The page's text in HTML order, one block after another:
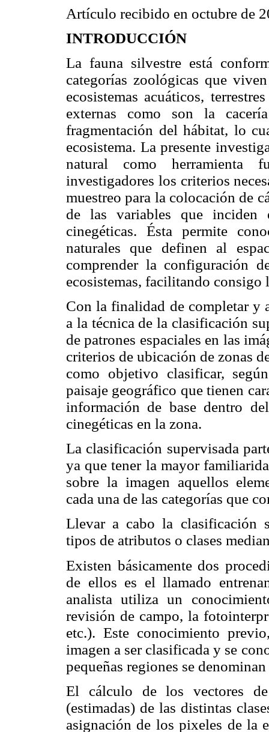
Artículo recibido en octubre de
INTRODUCCIÓN
La fauna silvestre está
categorías zoológicas que
ecosistemas acuáticos,
externas como son la
fragmentación del hábitat, lo
ecosistema. La presente
natural como herramienta
investigadores los criterios
muestreo para la colocación de
de las variables que
cinegéticas. Ésta permite
naturales que definen al
comprender la configuración
ecosistemas, facilitando consigo
Con la finalidad de completar y
a la técnica de la clasificación
de patrones espaciales en las
criterios de ubicación de zonas
como objetivo clasificar,
paisaje geográfico que tienen
información de base dentro
cinegéticas en la zona.
La clasificación supervisada
ya que tener la mayor
sobre la imagen aquellos
cada una de las categorías que
Llevar a cabo la clasificación
tipos de atributos o clases
Existen básicamente dos
de ellos es el llamado
analista utiliza un
revisión de campo, la
etc.). Este conocimiento
imagen a ser clasificada y se
pequeñas regiones se
El cálculo de los vectores
(estimadas) de las distintas
asignación de los pixeles de la